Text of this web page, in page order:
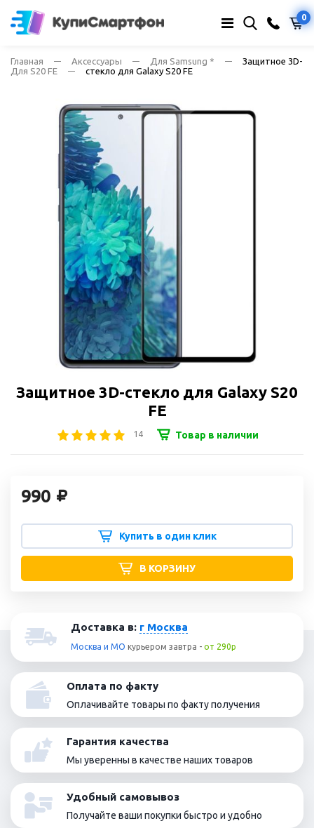
0
Главная Аксессуары
Для Samsung *
Для S20 FE
Защитное 3D-
стекло для Galaxy S20 FE
Защитное 3D-стекло для Galaxy S20
FE
14 Товар в наличии
990
Купить в один клик
В КОРЗИНУ
Доставка в: г Москва
Москва и МО курьером завтра - от 290р
Оплата по факту
Оплачивайте товары по факту получения
Гарантия качества
Мы уверенны в качестве наших товаров
Удобный самовывоз
Получайте ваши покупки быстро и удобно